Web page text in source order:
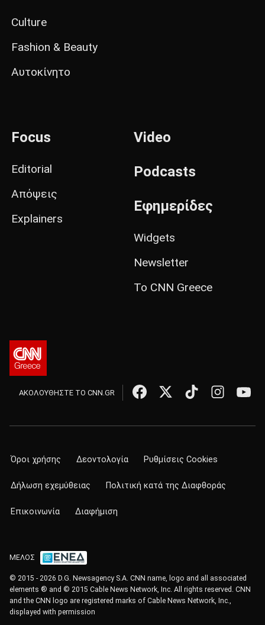
Culture
Fashion & Beauty
Αυτοκίνητο
Focus
Editorial
Απόψεις
Explainers
Video
Podcasts
Εφημερίδες
Widgets
Newsletter
Το CNN Greece
ΑΚΟΛΟΥΘΗΣΤΕ ΤΟ CNN.GR
Όροι χρήσης Δεοντολογία Ρυθμίσεις Cookies
Δήλωση εχεμύθειας Πολιτική κατά της Διαφθοράς
Επικοινωνία Διαφήμιση
ΜΕΛΟΣ
© 2015 - 2026 D.G. Newsagency S.A. CNN name, logo and all associated
elements ® and © 2015 Cable News Network, Inc. All rights reserved. CNN
and the CNN logo are registered marks of Cable News Network, Inc.,
displayed with permission